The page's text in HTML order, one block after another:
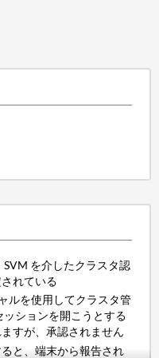
SVM を介したクラスタ認
れている
ルを使用してクラスタ管
ッションを開こうとする
すが、承認されません
と、端末から報告され